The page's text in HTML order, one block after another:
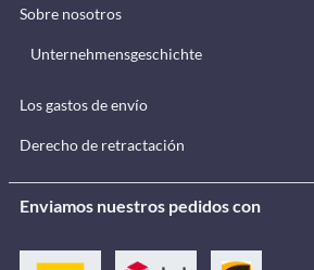
Sobre nosotros
Unternehmensgeschichte
Los gastos de envío
Derecho de retractación
Enviamos nuestros pedidos con